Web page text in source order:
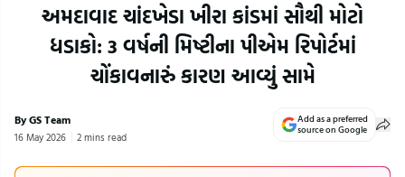
અમદાવાદ ચાંદખેડા ખીરા કાંડમાં સૌથી મોટો
ધડાકો: 3 વર્ષની મિષ્ટીના પીએમ રિપોર્ટમાં
ચોંકાવનારું કારણ આવ્યું સામે
By GS Team
16 May 2026 2 mins read
Add as a preferred
source on Google